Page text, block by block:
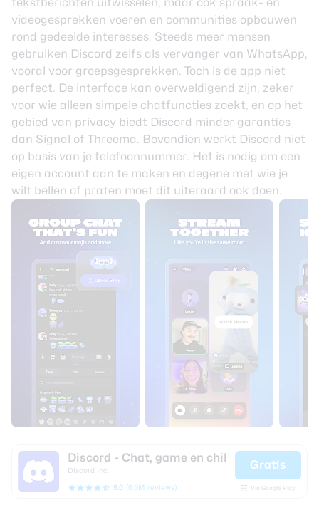
videogesprekken voeren en communities opbouwen
rond gedeelde interesses. Steeds meer mensen
gebruiken Discord zelfs als vervanger van WhatsApp,
vooral voor groepsgesprekken. Toch is de app niet
perfect. De interface kan overweldigend zijn, zeker
voor wie alleen simpele chatfuncties zoekt, en op het
gebied van privacy biedt Discord minder garanties
dan Signal of Threema. Bovendien werkt Discord niet
op basis van je telefoonnummer. Het is nodig om een
eigen account aan te maken en degene met wie je
wilt bellen of praten moet dit uiteraard ook doen.
Discord - Chat, game en chil
Discord Inc.
9.0 (6.9M reviews)
Gratis
Via Google Play